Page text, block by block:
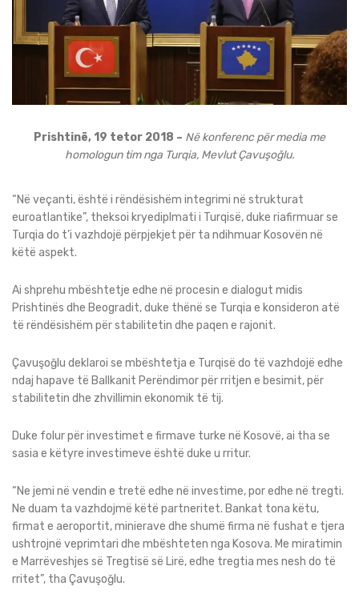
Prishtinë, 19 tetor 2018 – Në konferenc për media me
homologun tim nga Turqia, Mevlut Çavuşoğlu.
“Në veçanti, është i rëndësishëm integrimi në strukturat
euroatlantike”, theksoi kryediplmati i Turqisë, duke riafirmuar se
Turqia do t’i vazhdojë përpjekjet për ta ndihmuar Kosovën në
këtë aspekt.
Ai shprehu mbështetje edhe në procesin e dialogut midis
Prishtinës dhe Beogradit, duke thënë se Turqia e konsideron atë
të rëndësishëm për stabilitetin dhe paqen e rajonit.
Çavuşoğlu deklaroi se mbështetja e Turqisë do të vazhdojë edhe
ndaj hapave të Ballkanit Perëndimor për rritjen e besimit, për
stabilitetin dhe zhvillimin ekonomik të tij.
Duke folur për investimet e firmave turke në Kosovë, ai tha se
sasia e këtyre investimeve është duke u rritur.
“Ne jemi në vendin e tretë edhe në investime, por edhe në tregti.
Ne duam ta vazhdojmë këtë partneritet. Bankat tona këtu,
firmat e aeroportit, minierave dhe shumë firma në fushat e tjera
ushtrojnë veprimtari dhe mbështeten nga Kosova. Me miratimin
e Marrëveshjes së Tregtisë së Lirë, edhe tregtia mes nesh do të
rritet”, tha Çavuşoğlu.